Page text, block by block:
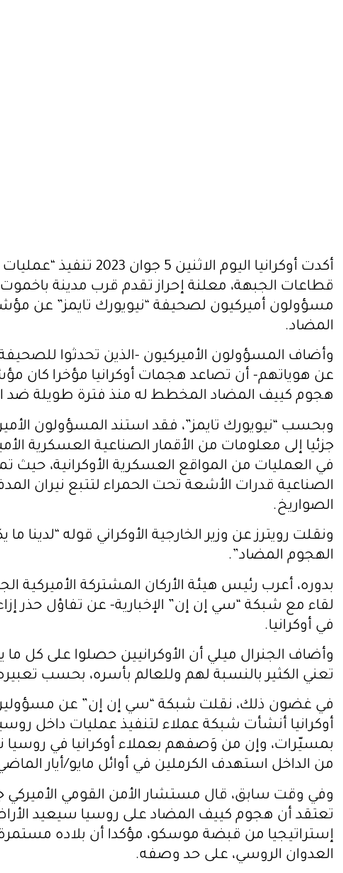
أكدت أوكرانيا اليوم الاثنين
قطاعات الجبهة، معلنة إحراز تقدم قرب مدينة
مسؤولون أميركيون لصحيفة “نيويورك تايمز” عن
المضاد.
وأضاف المسؤولون الأميركيون -الذين تحدثوا
عن هوياتهم- أن تصاعد هجمات أوكرانيا مؤخرا كان
هجوم كييف المضاد المخطط له منذ فترة طويلة ضد
وبحسب “نيويورك تايمز”، فقد استند المسؤولون
جزئيا إلى معلومات من الأقمار الصناعية العسكرية
في العمليات من المواقع العسكرية الأوكرانية، حيث
الصناعية قدرات الأشعة تحت الحمراء لتتبع نيران
الصواريخ.
ونقلت رويترز عن وزير الخارجية الأوكراني قوله “لدينا
الهجوم المضاد”.
بدوره، أعرب رئيس هيئة الأركان المشتركة الأميركية
لقاء مع شبكة “سي إن إن” الإخبارية- عن تفاؤل حذر
في أوكرانيا.
وأضاف الجنرال ميلي أن الأوكرانيين حصلوا على كل ما
تعني الكثير بالنسبة لهم وللعالم بأسره، بحسب
في غضون ذلك، نقلت شبكة “سي إن إن” عن مسؤولين
أوكرانيا أنشأت شبكة عملاء لتنفيذ عمليات داخل
بمسيّرات، وإن من وَصفهم بعملاء أوكرانيا في روسيا
من الداخل استهدف الكرملين في أوائل مايو/أيار
وفي وقت سابق، قال مستشار الأمن القومي الأميركي
تعتقد أن هجوم كييف المضاد على روسيا سيعيد
إستراتيجيا من قبضة موسكو، مؤكدا أن بلاده
العدوان الروسي، على حد وصفه.